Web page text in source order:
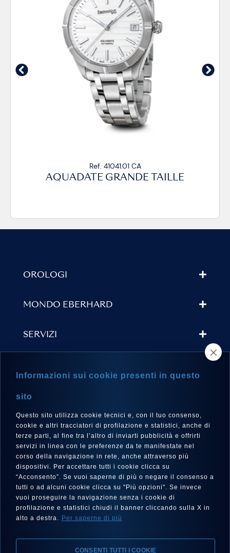
Ref. 41041.01 CA
AQUADATE GRANDE TAILLE
OROLOGI
MONDO EBERHARD
SERVIZI
LINGUA
Italiano
SEGUICI SU
Informazioni sui cookie presenti in questo
sito
Questo sito utilizza cookie tecnici e, con il tuo consenso,
cookie e altri tracciatori di profilazione e statistici, anche di
terze parti, al fine tra l’altro di inviarti pubblicità e offrirti
servizi in linea con le preferenze da te manifestate nel
corso della navigazione in rete, anche attraverso più
dispositivi. Per accettare tutti i cookie clicca su
“Acconsento”. Se vuoi saperne di più o negare il consenso a
tutti o ad alcuni cookie clicca su "Più opzioni". Se invece
vuoi proseguire la navigazione senza i cookie di
profilazione e statistici chiudi il banner cliccando sulla X in
alto a destra. Per saperne di più
CONSENTI TUTTI I COOKIE